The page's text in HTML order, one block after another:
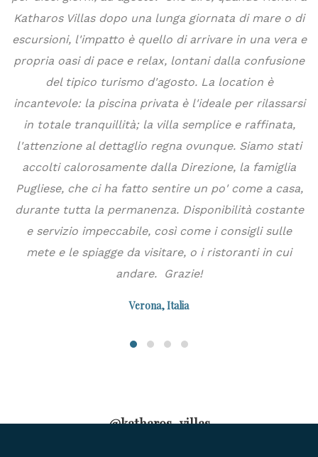
Katharos Villas dopo una lunga giornata di mare o di
escursioni, l'impatto è quello di arrivare in una vera e
propria oasi di pace e relax, lontani dalla confusione
del tipico turismo d'agosto. La location è
incantevole: la piscina privata è l'ideale per rilassarsi
in totale tranquillità; la villa semplice e raffinata,
l'attenzione al dettaglio regna ovunque. Siamo stati
accolti calorosamente dalla Direzione, la famiglia
Pugliese, che ci ha fatto sentire un po' come a casa,
durante tutta la permanenza. Disponibilità costante
e servizio impeccabile, così come i consigli sulle
mete e le spiagge da visitare, o i ristoranti in cui
andare. Grazie!
Verona, Italia
@katharos_villas